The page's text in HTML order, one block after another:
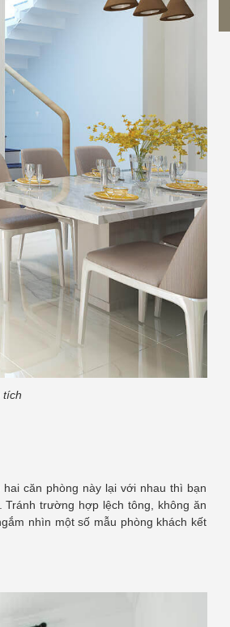
tích
căn phòng này lại với nhau thì bạn
trường hợp lệch tông, không ăn
nhìn một số mẫu phòng khách kết